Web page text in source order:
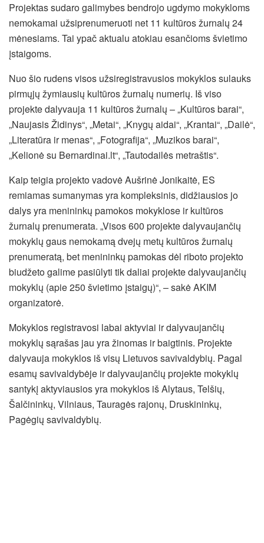
Projektas sudaro galimybes bendrojo ugdymo mokykloms
nemokamai užsiprenumeruoti net 11 kultūros žurnalų 24
mėnesiams. Tai ypač aktualu atokiau esančioms švietimo
įstaigoms.
Nuo šio rudens visos užsiregistravusios mokyklos sulauks
pirmųjų žymiausių kultūros žurnalų numerių. Iš viso
projekte dalyvauja 11 kultūros žurnalų – „Kultūros barai“,
„Naujasis Židinys“, „Metai“, „Knygų aidai“, „Krantai“, „Dailė“,
„Literatūra ir menas“, „Fotografija“, „Muzikos barai“,
„Kelionė su Bernardinai.lt“, „Tautodailės metraštis“.
Kaip teigia projekto vadovė Aušrinė Jonikaitė, ES
remiamas sumanymas yra kompleksinis, didžiausios jo
dalys yra menininkų pamokos mokyklose ir kultūros
žurnalų prenumerata. „Visos 600 projekte dalyvaujančių
mokyklų gaus nemokamą dvejų metų kultūros žurnalų
prenumeratą, bet menininkų pamokas dėl riboto projekto
biudžeto galime pasiūlyti tik daliai projekte dalyvaujančių
mokyklų (apie 250 švietimo įstaigų)“, – sakė AKIM
organizatorė.
Mokyklos registravosi labai aktyviai ir dalyvaujančių
mokyklų sąrašas jau yra žinomas ir baigtinis. Projekte
dalyvauja mokyklos iš visų Lietuvos savivaldybių. Pagal
esamų savivaldybėje ir dalyvaujančių projekte mokyklų
santykį aktyviausios yra mokyklos iš Alytaus, Telšių,
Šalčininkų, Vilniaus, Tauragės rajonų, Druskininkų,
Pagėgių savivaldybių.